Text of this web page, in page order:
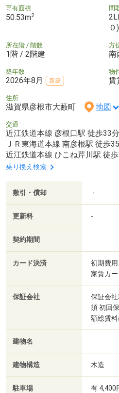
専有面積
50.53m2
間
０)
所在階 / 階数
1階 / 2階建
方
南
築年数
2026年8月 新築
物
賃
住所
滋賀県彦根市大藪町 地図
交通
近江鉄道本線 彦根口駅 徒歩33分
ＪＲ東海道本線 南彦根駅 徒歩
近江鉄道本線 ひこね芹川駅 徒
乗り換え検索
敷引・償却 -
更新料 -
契約期間
カード決済
初期費
家賃カ
保証会社
保証会
須 初回
額総賃
建物名
建物構造 木造
駐車場 有 4,400